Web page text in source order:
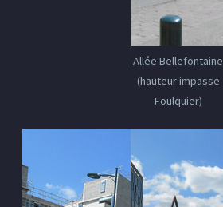
Allée Bellefontaine
(hauteur impasse
Foulquier)